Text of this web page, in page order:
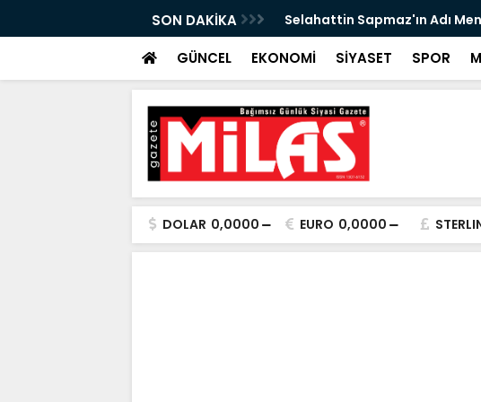
SON DAKİKA Selahattin Sapmaz'ın Adı
GÜNCEL EKONOMİ SİYASET SPOR
DOLAR 0,0000 EURO 0,0000